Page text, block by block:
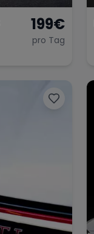
199€
pro Tag